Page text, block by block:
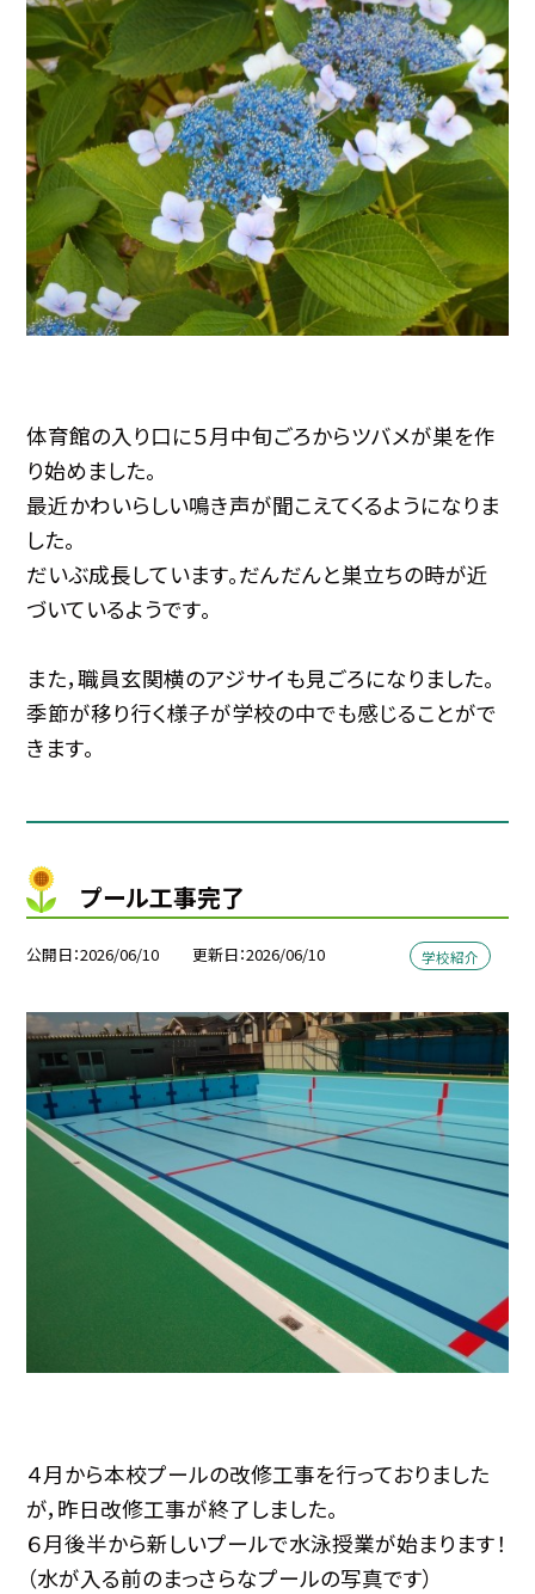
体育館の入り口に５月中旬ごろからツバメが巣を作
り始めました。
最近かわいらしい鳴き声が聞こえてくるようになりま
した。
だいぶ成長しています。だんだんと巣立ちの時が近
づいているようです。
また，職員玄関横のアジサイも見ごろになりました。
季節が移り行く様子が学校の中でも感じることがで
きます。
プール工事完了
公開日 2026/06/10 更新日 2026/06/10 学校紹介
４月から本校プールの改修工事を行っておりました
が，昨日改修工事が終了しました。
６月後半から新しいプールで水泳授業が始まります！
（水が入る前のまっさらなプールの写真です）